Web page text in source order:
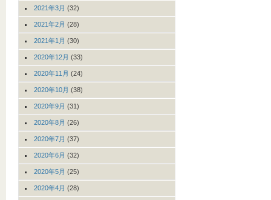
2021年3月 (32)
2021年2月 (28)
2021年1月 (30)
2020年12月 (33)
2020年11月 (24)
2020年10月 (38)
2020年9月 (31)
2020年8月 (26)
2020年7月 (37)
2020年6月 (32)
2020年5月 (25)
2020年4月 (28)